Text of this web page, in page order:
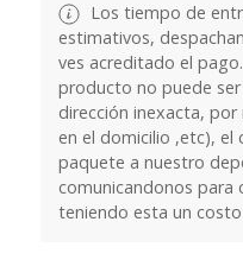
Los tiempo de
estimativos,
ves acreditado el
producto no puede
dirección inexacta,
en el domicilio ,etc), el
paquete a nuestro
comunicandonos para
teniendo esta un